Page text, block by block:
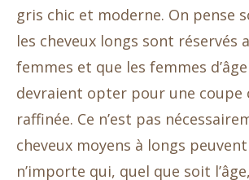
gris chic et moderne. On pense
les cheveux longs sont réservés
femmes et que les femmes
devraient opter pour une coupe
raffinée. Ce n’est pas
cheveux moyens à longs
n’importe qui, quel que soit